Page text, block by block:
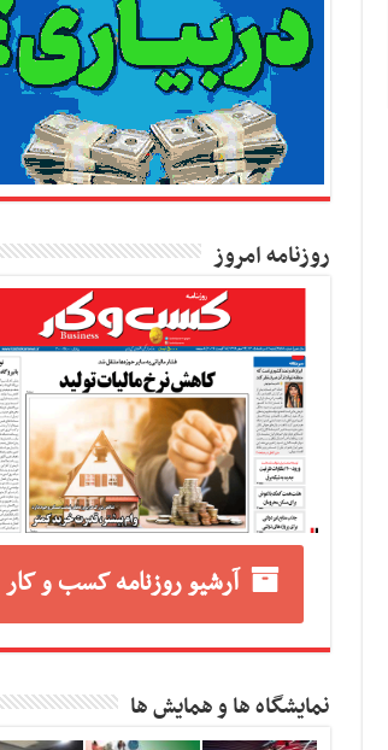
روزنامه امروز
آرشیو روزنامه کسب و کار
نمایشگاه ها و همایش ها